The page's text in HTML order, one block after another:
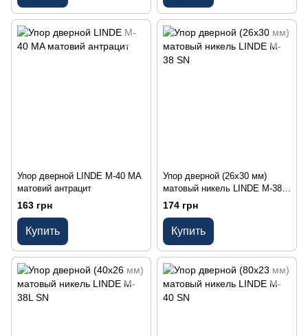
Упор дверной LINDE M-40 MA
матовий антрацит
163 грн
Купить
Упор дверной (26х30 мм)
матовый никель LINDE M-38
SN
174 грн
Купить